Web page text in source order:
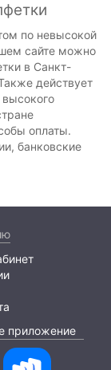
по невысокой
сайте можно
в Санкт-
действует
оплаты.
банковские
приложение